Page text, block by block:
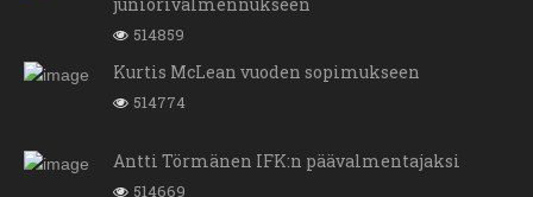
juniorivalmennukseen
514859
Kurtis McLean vuoden sopimukseen
514774
Antti Törmänen IFK:n päävalmentajaksi
514669